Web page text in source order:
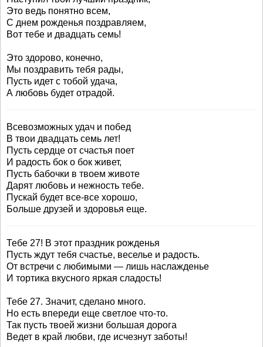
Это ведь понятно всем,
С днем рожденья поздравляем,
Вот тебе и двадцать семь!
Это здорово, конечно,
Мы поздравить тебя рады,
Пусть идет с тобой удача,
А любовь будет отрадой.
Всевозможных удач и побед
В твои двадцать семь лет!
Пусть сердце от счастья поет
И радость бок о бок живет,
Пусть бабочки в твоем животе
Дарят любовь и нежность тебе.
Пускай будет все-все хорошо,
Больше друзей и здоровья еще.
Тебе 27! В этот праздник рожденья
Пусть ждут тебя счастье, веселье и радость.
От встречи с любимыми — лишь наслажденье
И тортика вкусного яркая сладость!
Тебе 27. Значит, сделано много.
Но есть впереди еще светлое что-то.
Так пусть твоей жизни большая дорога
Ведет в край любви, где исчезнут заботы!